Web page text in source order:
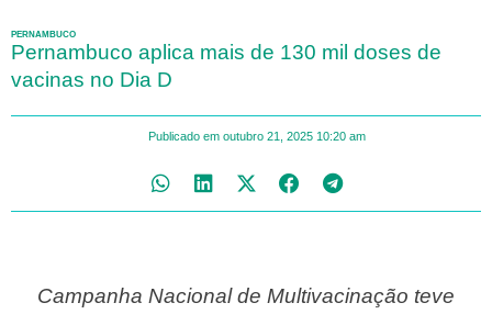
PERNAMBUCO
Pernambuco aplica mais de 130 mil doses de
vacinas no Dia D
Publicado em outubro 21, 2025 10:20 am
Campanha Nacional de Multivacinação teve